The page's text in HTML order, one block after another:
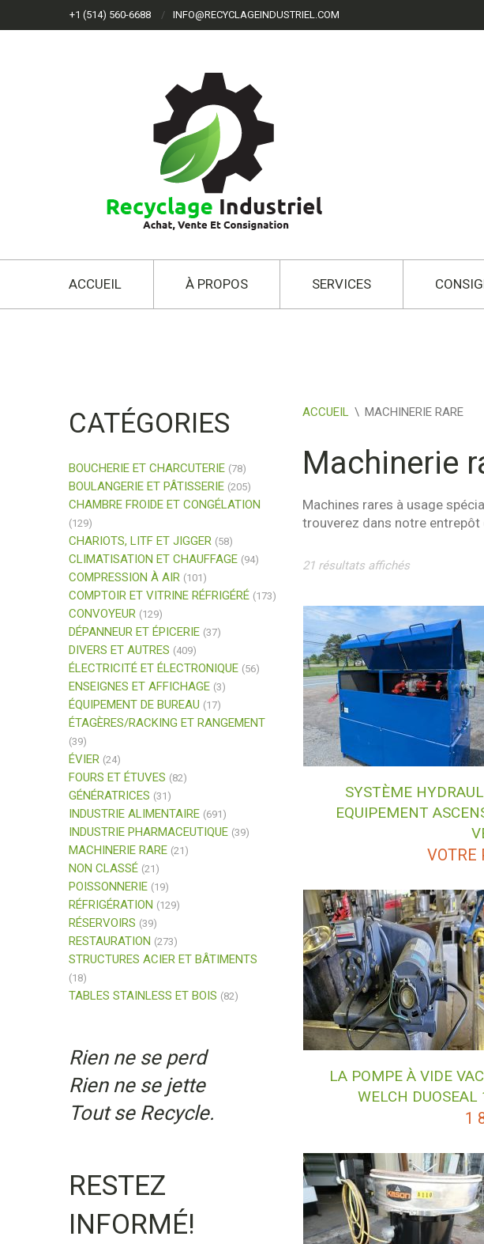
+1 (514) 560-6688 INFO@RECYCLAGEINDUSTRIEL.COM
ACCUEIL À PROPOS SERVICES
ACCUEIL \ MACHINERIE RARE
Machinerie
Machines rares à usage
trouverez dans notre
21 résultats affichés
SYSTÈME
EQUIPEMENT
VOTRE
LA POMPE À VIDE
WELCH DUOSEAL
1
CATÉGORIES
BOUCHERIE ET CHARCUTERIE (78)
BOULANGERIE ET PÂTISSERIE (205)
CHAMBRE FROIDE ET CONGÉLATION
(129)
CHARIOTS, LITF ET JIGGER (58)
CLIMATISATION ET CHAUFFAGE (94)
COMPRESSION À AIR (101)
COMPTOIR ET VITRINE RÉFRIGÉRÉ (173)
CONVOYEUR (129)
DÉPANNEUR ET ÉPICERIE (37)
DIVERS ET AUTRES (409)
ÉLECTRICITÉ ET ÉLECTRONIQUE (56)
ENSEIGNES ET AFFICHAGE (3)
ÉQUIPEMENT DE BUREAU (17)
ÉTAGÈRES/RACKING ET RANGEMENT
(39)
ÉVIER (24)
FOURS ET ÉTUVES (82)
GÉNÉRATRICES (31)
INDUSTRIE ALIMENTAIRE (691)
INDUSTRIE PHARMACEUTIQUE (39)
MACHINERIE RARE (21)
NON CLASSÉ (21)
POISSONNERIE (19)
RÉFRIGÉRATION (129)
RÉSERVOIRS (39)
RESTAURATION (273)
STRUCTURES ACIER ET BÂTIMENTS
(18)
TABLES STAINLESS ET BOIS (82)
Rien ne se perd
Rien ne se jette
Tout se Recycle.
RESTEZ
INFORMÉ!